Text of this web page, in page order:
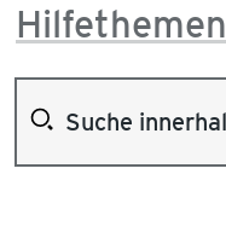
Hilfethemen